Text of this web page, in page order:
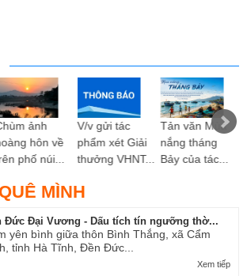
ảnh
hôn về
phố núi...
V/v gửi tác
phẩm xét Giải
thưởng VHNT...
Tản văn Mùa
nắng tháng
Bảy của tác...
MÌNH
Đức Đại Vương - Dấu tích tín ngưỡng thờ...
yên bình giữa thôn Bình Thắng, xã Cẩm
tỉnh Hà Tĩnh, Đền Đức...
Xem tiếp